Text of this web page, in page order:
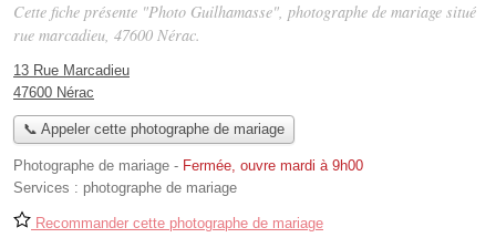
Cette fiche présente "Photo Guilhamasse", photographe de mariage situé
rue marcadieu, 47600 Nérac.
13 Rue Marcadieu
47600 Nérac
📞 Appeler cette photographe de mariage
Photographe de mariage - Fermée, ouvre mardi à 9h00
Services : photographe de mariage
Recommander cette photographe de mariage